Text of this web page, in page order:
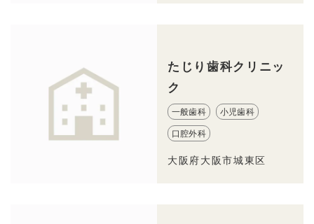
たじり歯科クリニッ
ク
一般歯科 小児歯科
口腔外科
大阪府大阪市城東区